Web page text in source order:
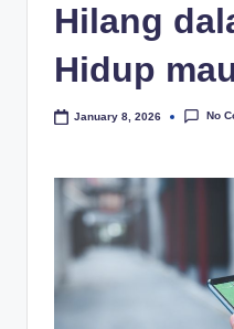
Hilang
Hidup
January 8, 2026 No